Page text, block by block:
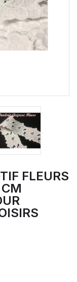
FLEURS